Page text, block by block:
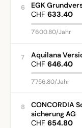
6
EGK
CHF 633.40
7'600.80/Jahr
7
Aquilana
CHF 646.40
7'756.80/Jahr
8
CONCORDIA
sicherung AG
CHF 654.80